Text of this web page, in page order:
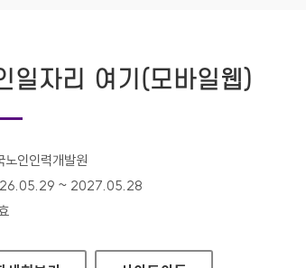
일자리 여기(모바일웹)
명 :
노인인력개발원
기간 :
~ 2027.05.28
: